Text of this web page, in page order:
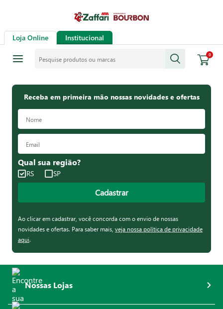
Loja Online Institucional
0
Receba em primeira mão nossas novidades e ofertas
Qual sua região?
RS SP
Cadastrar
Ao clicar em cadastrar, você concorda com o envio de nossas
novidades e ofertas. Para saber mais, veja nossa política de privacidade
aqui.
Nossas Lojas